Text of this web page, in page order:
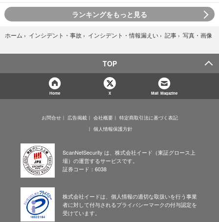
ランキングをもっと見る
ホーム › インシデント・事故 › インシデント・情報漏えい › 記事 › 写真・画像
TOP
Home X Mail Magazine
お問合せ 広告掲載 会社概要
特定商取引法に基づく表記
個人情報保護方針
ScanNetSecurity は、株式会社イード（東証グロース上
場）の運営するサービスです。
証券コード：6038
株式会社イードは、個人情報の適切な取扱いを行う事業
者に対して付与されるプライバシーマークの付与認定を
受けています。